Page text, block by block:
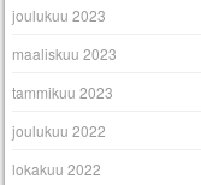
joulukuu 2023
maaliskuu 2023
tammikuu 2023
joulukuu 2022
lokakuu 2022